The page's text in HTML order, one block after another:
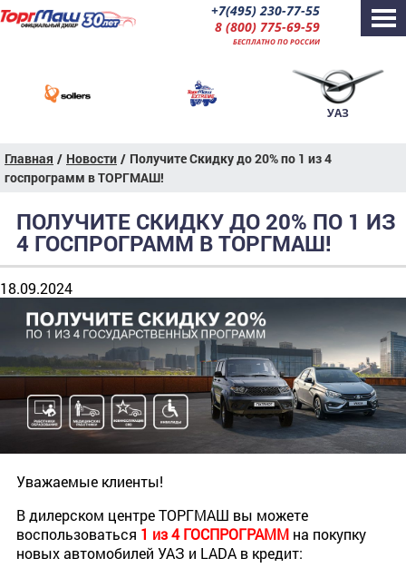
+7(495) 230-77-55
8 (800) 775-69-59
БЕСПЛАТНО ПО РОССИИ
УАЗ
Главная / Новости / Получите Скидку до 20% по 1 из 4
госпрограмм в ТОРГМАШ!
ПОЛУЧИТЕ СКИДКУ ДО 20% ПО 1 ИЗ
4 ГОСПРОГРАММ В ТОРГМАШ!
18.09.2024
Уважаемые клиенты!
В дилерском центре ТОРГМАШ вы можете
воспользоваться 1 из 4 ГОСПРОГРАММ на покупку
новых автомобилей УАЗ и LADA в кредит: